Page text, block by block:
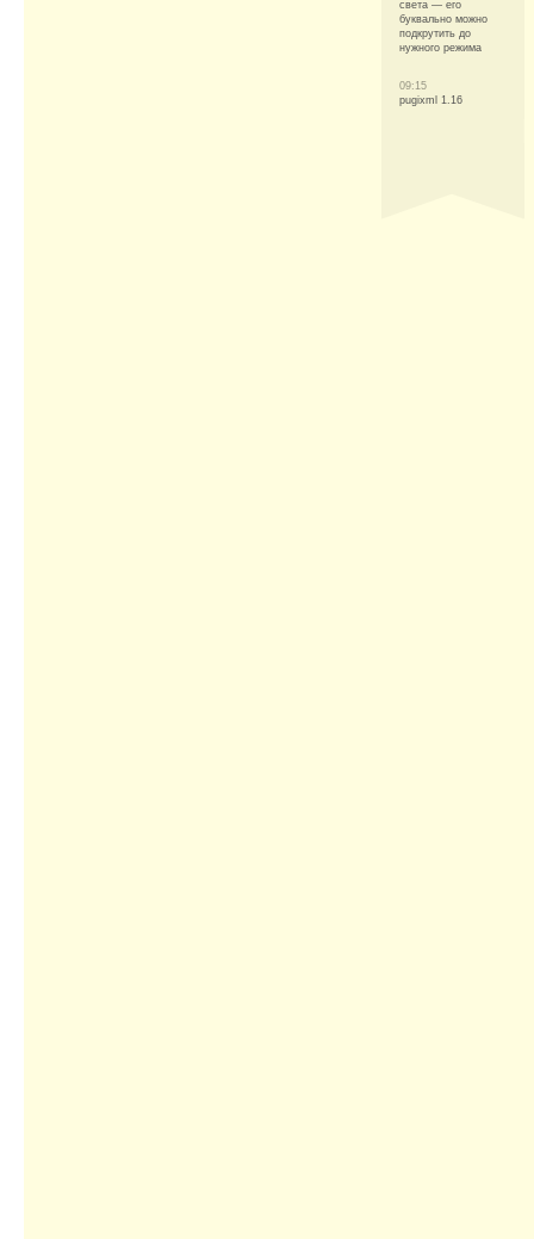
света — его
буквально можно
подкрутить до
нужного режима
09:15
pugixml 1.16